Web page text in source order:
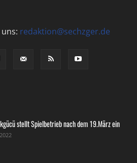
redaktion@sechzger.de
stellt Spielbetrieb nach dem 19.März ein